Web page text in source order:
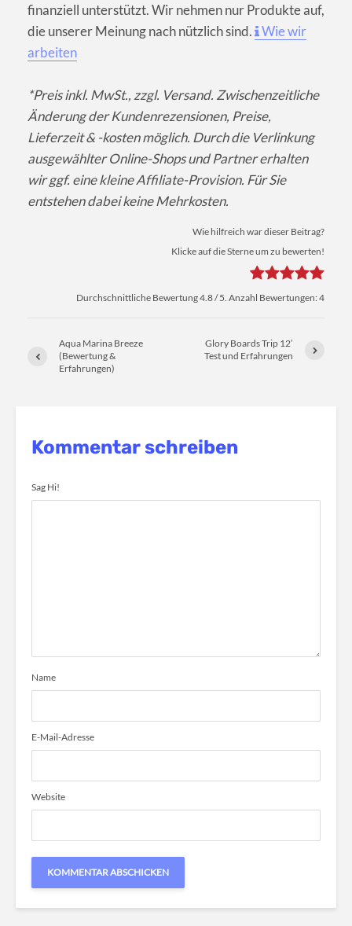
finanziell unterstützt. Wir nehmen nur Produkte auf,
die unserer Meinung nach nützlich sind.
Wie wir
arbeiten
*Preis inkl. MwSt., zzgl. Versand. Zwischenzeitliche
Änderung der Kundenrezensionen, Preise,
Lieferzeit & -kosten möglich. Durch die Verlinkung
ausgewählter Online-Shops und Partner erhalten
wir ggf. eine kleine Affiliate-Provision. Für Sie
entstehen dabei keine Mehrkosten.
Wie hilfreich war dieser Beitrag?
Klicke auf die Sterne um zu bewerten!
Durchschnittliche Bewertung4.8/ 5. Anzahl Bewertungen:4
Aqua Marina Breeze
(Bewertung &
Erfahrungen)
Glory Boards Trip 12′
Test und Erfahrungen
Kommentar schreiben
Sag Hi!
Name
E-Mail-Adresse
Website